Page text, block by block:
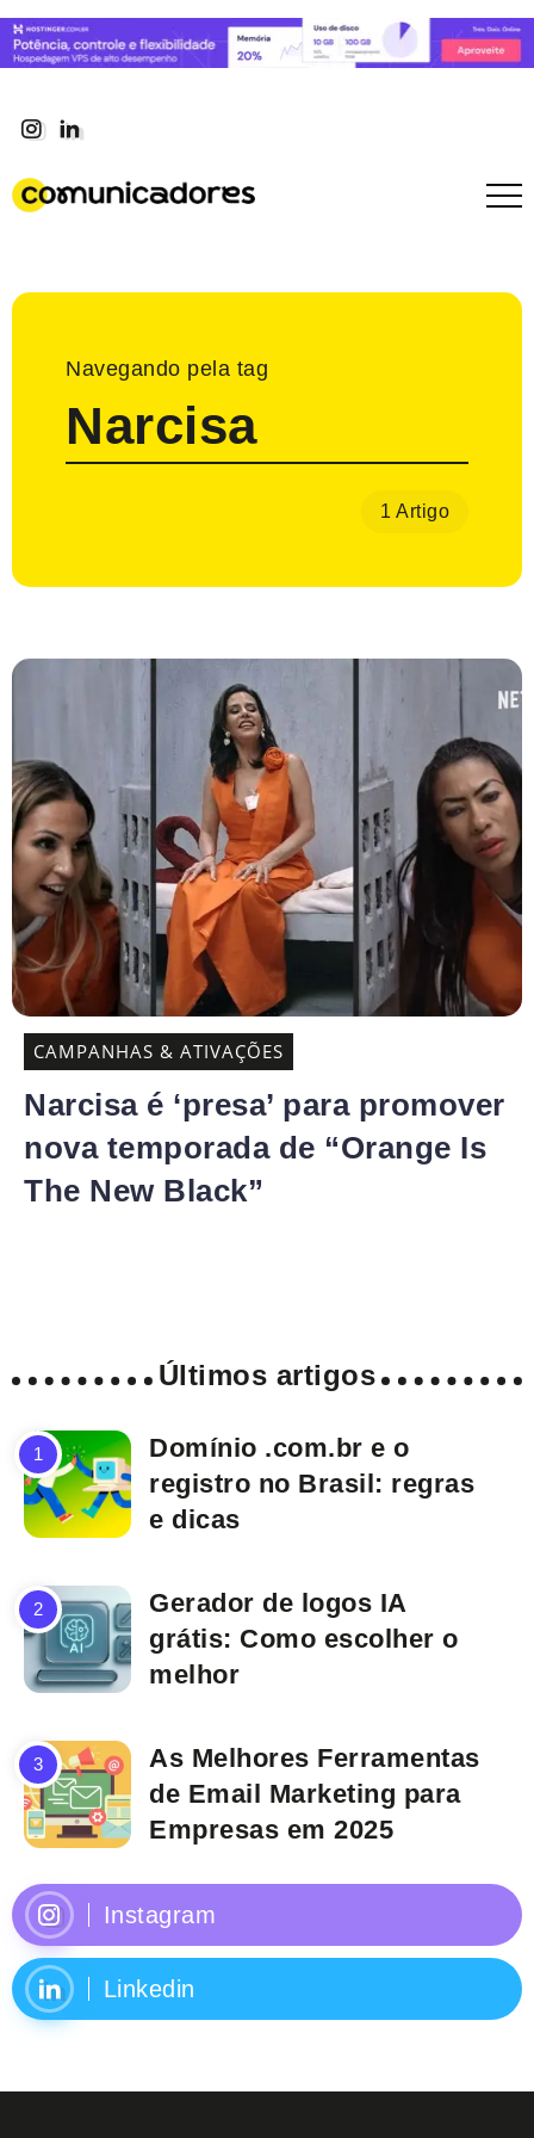
Navegando pela tag
Narcisa
1 Artigo
CAMPANHAS & ATIVAÇÕES
Narcisa é ‘presa’ para promover
nova temporada de “Orange Is
The New Black”
Últimos artigos
Domínio .com.br e o
registro no Brasil: regras
e dicas
Gerador de logos IA
grátis: Como escolher o
melhor
As Melhores Ferramentas
de Email Marketing para
Empresas em 2025
Instagram
Linkedin